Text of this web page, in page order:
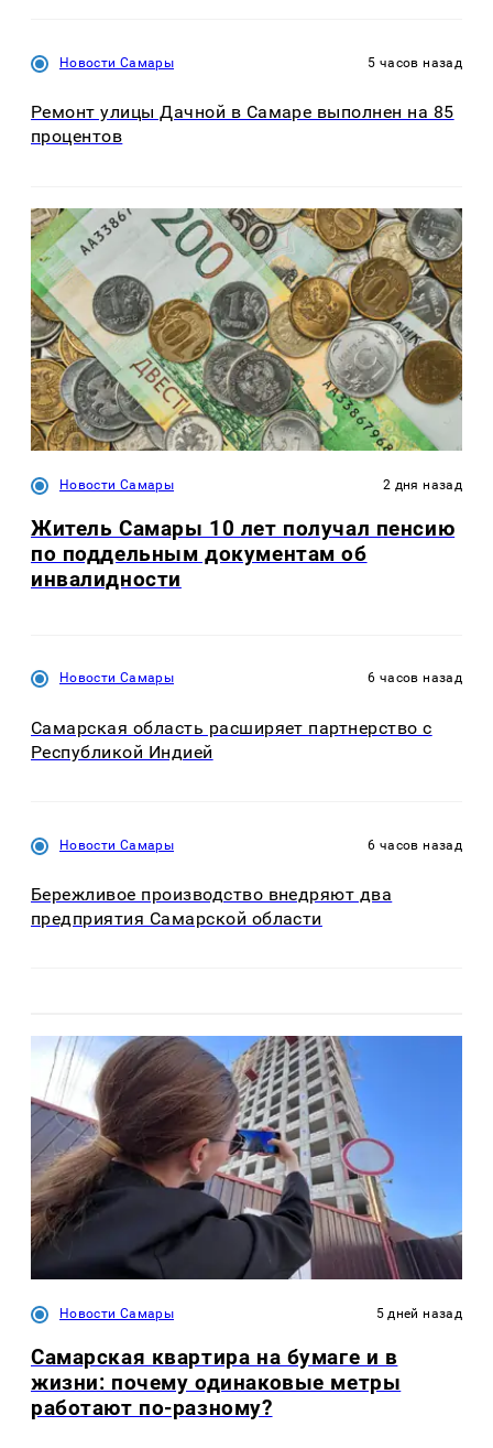
Новости Самары 5 часов назад
Ремонт улицы Дачной в Самаре выполнен на 85
процентов
Новости Самары 2 дня назад
Житель Самары 10 лет получал пенсию
по поддельным документам об
инвалидности
Новости Самары 6 часов назад
Самарская область расширяет партнерство с
Республикой Индией
Новости Самары 6 часов назад
Бережливое производство внедряют два
предприятия Самарской области
Новости Самары 5 дней назад
Самарская квартира на бумаге и в
жизни: почему одинаковые метры
работают по-разному?